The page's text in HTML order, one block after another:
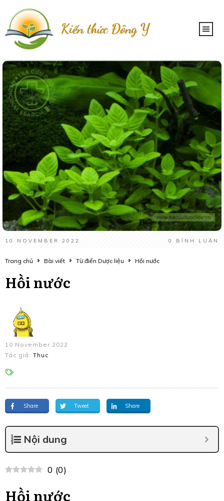
Kiến thức Đông Y
10 NOVEMBER 2022 0 BÌNH LUẬN
Trang chủ Bài viết Từ điển Dược liệu Hồi nước
Hồi nước
10 November 2022
Tác giả: Thuc
Share Tweet Share
Nội dung
0 (0)
Hồi nước